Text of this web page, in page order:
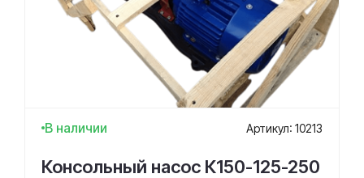
В наличии Артикул: 10213
Консольный насос К150-125-250